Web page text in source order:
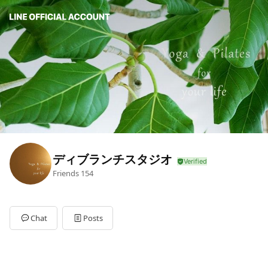
ディブランチスタジオ
Friends 154
Chat Posts